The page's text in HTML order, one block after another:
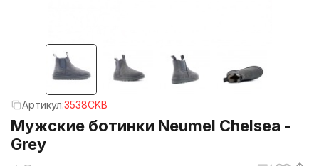
Артикул:3538CKB
Мужские ботинки Neumel Chelsea -
Grey